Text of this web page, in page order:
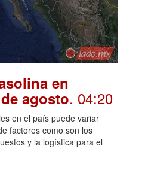
en
agosto. 04:20
en el país puede variar
factores como son los
y la logística para el